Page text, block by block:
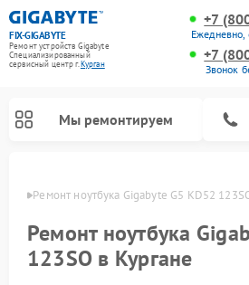
FIX-GIGABYTE
Ремонт устройств Gigabyte
Специализированный
cервисный центр г.Курган
+7
+7
Звонок
Мы ремонтируем
Ремонт ноутбука Gigabyte G5 KD52
Ремонт ноутбука
123SO в Кургане